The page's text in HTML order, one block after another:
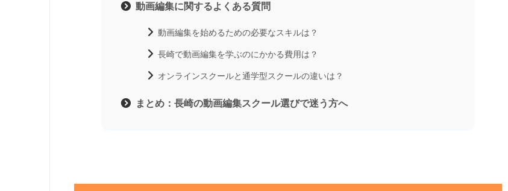
動画編集に関するよくある質問
動画編集を始めるための必要なスキルは？
長崎で動画編集を学ぶのにかかる費用は？
オンラインスクールと通学型スクールの違いは？
まとめ：長崎の動画編集スクール選びで迷う方へ